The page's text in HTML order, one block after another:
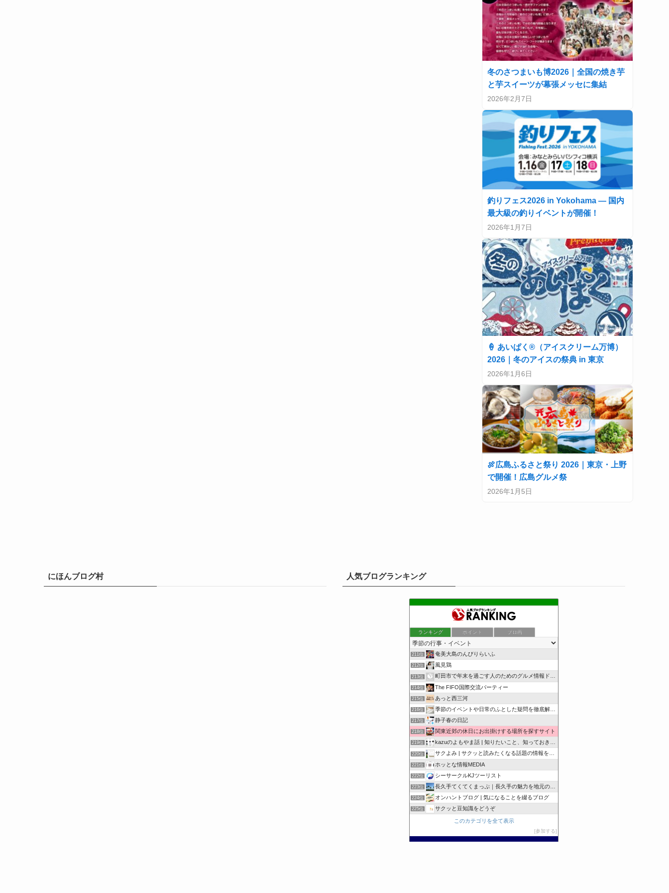
冬のさつまいも博2026｜全国の焼き芋
と芋スイーツが幕張メッセに集結
2026年2月7日
釣りフェス2026 in Yokohama — 国内
最大級の釣りイベントが開催！
2026年1月7日
🍦 あいぱく®（アイスクリーム万博）
2026｜冬のアイスの祭典 in 東京
2026年1月6日
🍖広島ふるさと祭り 2026｜東京・上野
で開催！広島グルメ祭
2026年1月5日
にほんブログ村 人気ブログランキング
ランキング ポイント ブロ画
211位 奄美大島のんびりらいふ
212位 風見鶏
213位 町田市で年末を過ごす人のためのグルメ情報ドットコム
214位 The FIFO国際交流パーティー
215位 あっと西三河
216位 季節のイベントや日常のふとした疑問を徹底解説！
217位 静子春の日記
218位 関東近郊の休日にお出掛けする場所を探すサイト
219位 kazuのよもやま話 | 知りたいこと、知っておきたいこと…
220位 サクよみ | サクッと読みたくなる話題の情報を随時発信！
221位 ホッとな情報MEDIA
222位 シーサークルKJツーリスト
223位 長久手てくてくまっぷ｜長久手の魅力を地元の人と訪れる人に
224位 オンハントブログ | 気になることを綴るブログ
225位 サクッと豆知識をどうぞ
このカテゴリを全て表示
参加する